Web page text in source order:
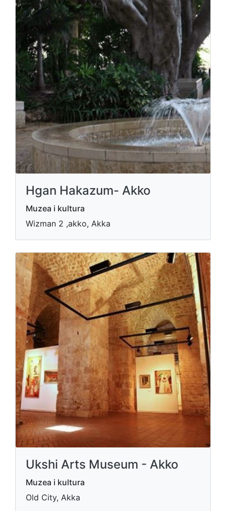
Hgan Hakazum- Akko
Muzea i kultura
Wizman 2 ,akko, Akka
Ukshi Arts Museum - Akko
Muzea i kultura
Old City, Akka